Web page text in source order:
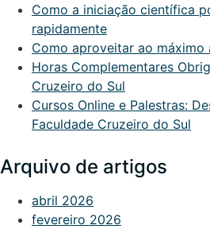
Como a iniciação científica
rapidamente
Como aproveitar ao máximo
Horas Complementares
Cruzeiro do Sul
Cursos Online e Palestras:
Faculdade Cruzeiro do Sul
Arquivo de artigos
abril 2026
fevereiro 2026